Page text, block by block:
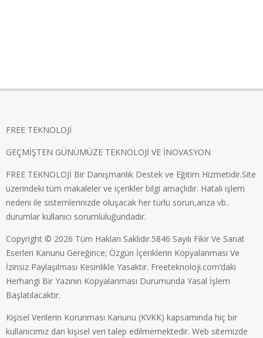
FREE TEKNOLOJİ
GEÇMİŞTEN GÜNÜMÜZE TEKNOLOJİ VE İNOVASYON
FREE TEKNOLOJİ Bir Danışmanlık Destek ve Eğitim Hizmetidir.Site
üzerindeki tüm makaleler ve içerikler bilgi amaçlıdır. Hatalı işlem
nedeni ile sistemlerinizde oluşacak her türlü sorun,arıza vb..
durumlar kullanıcı sorumluluğundadır.
Copyright © 2026 Tüm Hakları Saklıdır.5846 Sayılı Fikir Ve Sanat
Eserleri Kanunu Gereğince; Özgün İçeriklerin Kopyalanması Ve
İzinsiz Paylaşılması Kesinlikle Yasaktır. Freeteknoloji.com’daki
Herhangi Bir Yazının Kopyalanması Durumunda Yasal İşlem
Başlatılacaktır.
Kişisel Verilerin Korunması Kanunu (KVKK) kapsamında hiç bir
kullanıcımız dan kişisel veri talep edilmemektedir. Web sitemizde